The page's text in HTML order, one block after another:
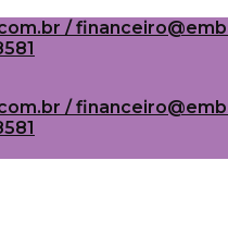
/
/